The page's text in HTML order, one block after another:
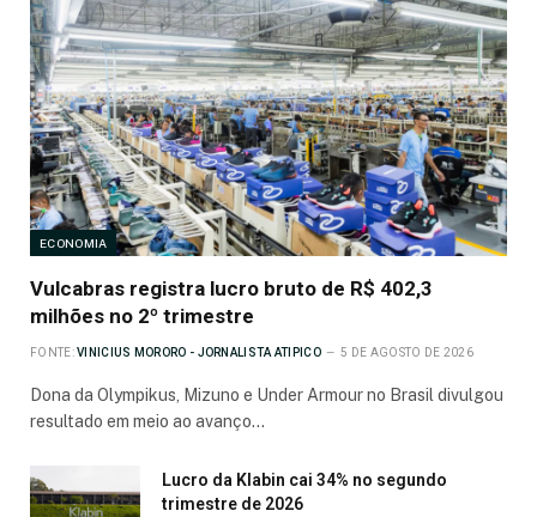
ECONOMIA
Vulcabras registra lucro bruto de R$ 402,3
milhões no 2º trimestre
FONTE: VINICIUS MORORO - JORNALISTA ATIPICO 5 DE AGOSTO DE 2026
Dona da Olympikus, Mizuno e Under Armour no Brasil divulgou
resultado em meio ao avanço…
Lucro da Klabin cai 34% no segundo
trimestre de 2026